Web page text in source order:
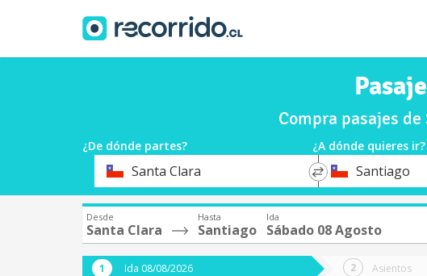
Compra pasajes
¿De dónde partes? ¿A dónde quieres ir?
OrigenSanta Clara
*
DestinoSantiago
Desde
Santa Clara
Hasta
Santiago
Ida
Sábado 08 Agosto
Ida 08/08/2026 Asientos